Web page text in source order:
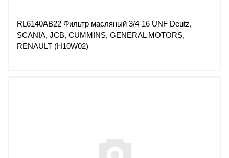
RL6140AB22 Фильтр масляный 3/4-16 UNF Deutz,
SCANIA, JCB, CUMMINS, GENERAL MOTORS,
RENAULT (H10W02)